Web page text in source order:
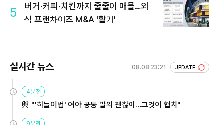
5
버거·커피·치킨까지 줄줄이 매물…외
식 프랜차이즈 M&A '활기'
실시간 뉴스 08.08 23:21 UPDATE
4분전
與 "'하늘이법' 여야 공동 발의 괜찮아…그것이 협치"
9분전